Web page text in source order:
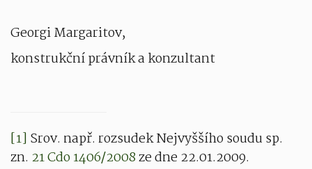
Georgi Margaritov,
konstrukční právník a konzultant
[1] Srov. např. rozsudek Nejvyššího soudu sp.
zn. 21 Cdo 1406/2008ze dne 22.01.2009.